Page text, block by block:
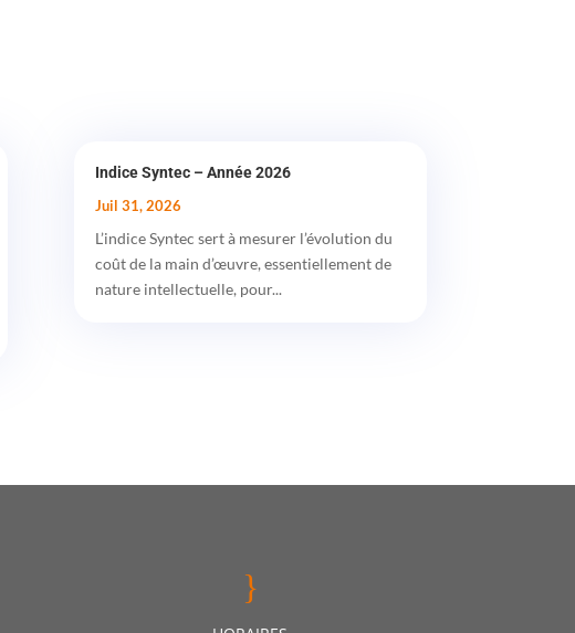
Indice Syntec – Année 2026
Juil 31, 2026
L’indice Syntec sert à mesurer l’évolution du
coût de la main d’œuvre, essentiellement de
nature intellectuelle, pour...
}